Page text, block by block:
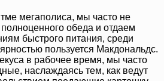
мегаполиса, мы часто не
обеда и отдаем
быстрого питания, среди
пользуется Макдональдс.
в рабочее время, мы часто
наслаждаясь тем, как ведут